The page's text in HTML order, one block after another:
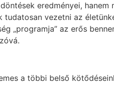
eredményei,
vezetni az
„programja” az erős
a többi belső